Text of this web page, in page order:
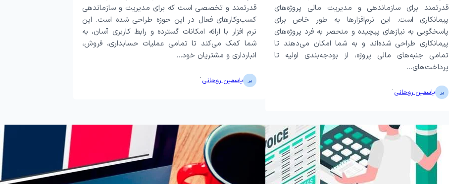
قدرتمند برای سازماندهی و مدیریت مالی پروژه‌های
پیمانکاری است. این نرم‌افزارها به طور خاص برای
پاسخگویی به نیازهای پیچیده و منحصر به فرد پروژه‌های
پیمانکاری طراحی شده‌اند و به شما امکان می‌دهند تا
تمامی جنبه‌های مالی پروژه، از بودجه‌بندی اولیه تا
پرداخت‌های…
یاسمین روحانی·
قدرتمند و تخصصی است که برای مدیریت و سازماندهی
کسب‌وکارهای فعال در این حوزه طراحی شده است. این
نرم افزار با ارائه امکانات گسترده و رابط کاربری آسان، به
شما کمک می‌کند تا تمامی عملیات حسابداری، فروش،
انبارداری و مشتریان خود…
یاسمین روحانی·